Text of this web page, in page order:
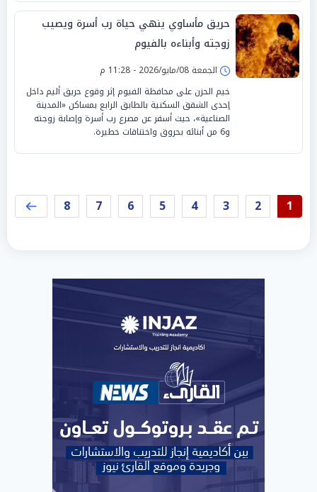
حريق مأساوي ينهي حياة رب أسرة ويصيب
زوجته وأبناءه بالفيوم
الجمعة 08/مايو/2026 - 11:28 م
خيم الحزن على محافظة الفيوم إثر وقوع حريق أليم داخل
إحدى الشقق السكنية بالطابق الرابع بمساكن «المدينة
الصناعية»، حيث أسفر عن مصرع رب أسرة وإصابة زوجته
و6 من أبنائه بحروق واختناقات خطيرة.
1
2
3
4
5
6
7
8